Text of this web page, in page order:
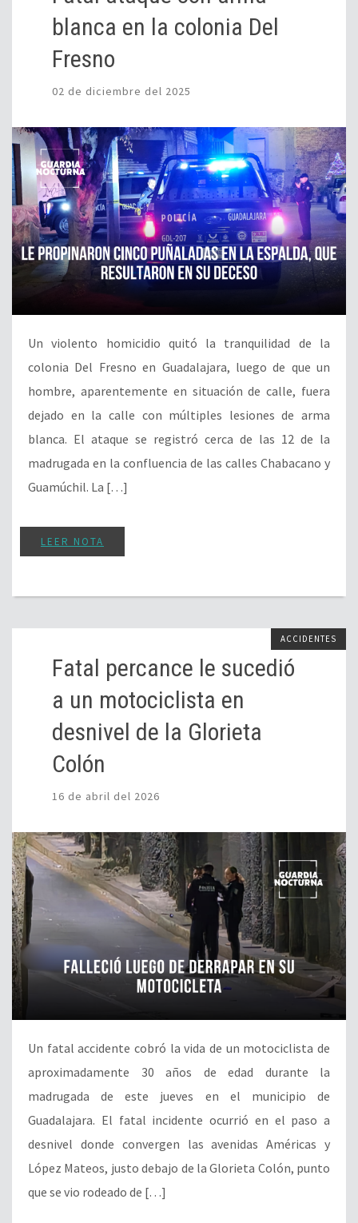
blanca en la colonia Del
Fresno
02 de diciembre del 2025
Un violento homicidio quitó la tranquilidad de la
colonia Del Fresno en Guadalajara, luego de que un
hombre, aparentemente en situación de calle, fuera
dejado en la calle con múltiples lesiones de arma
blanca. El ataque se registró cerca de las 12 de la
madrugada en la confluencia de las calles Chabacano y
Guamúchil. La […]
LEER NOTA
ACCIDENTES
Fatal percance le sucedió
a un motociclista en
desnivel de la Glorieta
Colón
16 de abril del 2026
Un fatal accidente cobró la vida de un motociclista de
aproximadamente 30 años de edad durante la
madrugada de este jueves en el municipio de
Guadalajara. El fatal incidente ocurrió en el paso a
desnivel donde convergen las avenidas Américas y
López Mateos, justo debajo de la Glorieta Colón, punto
que se vio rodeado de […]